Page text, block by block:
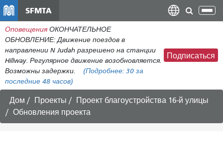
содержанию
SFMTA
Оповещения ОКОНЧАТЕЛЬНОЕ
ОБНОВЛЕНИЕ: Движение поездов в
направлении N Judah разрешено на станции
Hillway. Регулярное движение возобновляется.
Возможны задержки.
(Подробнее: 30 за
последние 48 часов)
Подписаться
Дом Проекты
Проект благоустройства 16-й улицы
Обновления проекта